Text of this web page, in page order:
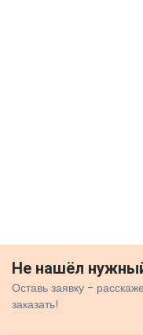
Не нашёл
Оставь заявку -
заказать!